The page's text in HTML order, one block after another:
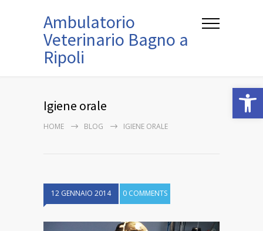
Ambulatorio
Veterinario Bagno a
Ripoli
Igiene orale
HOME BLOG IGIENE ORALE
12 GENNAIO 2014 0 COMMENTS